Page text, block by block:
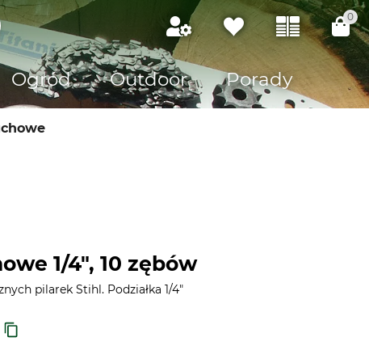
0
Ogród Outdoor Porady
1/4", 10 zębów
pilarek Stihl. Podziałka 1/4"